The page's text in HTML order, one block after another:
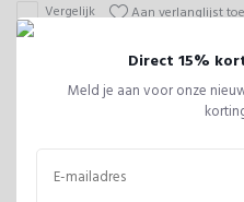
Direct 15%
Meld je aan voor onze
Vergelijk Aan verlanglijst
Reviews
Er zijn nog geen reviews